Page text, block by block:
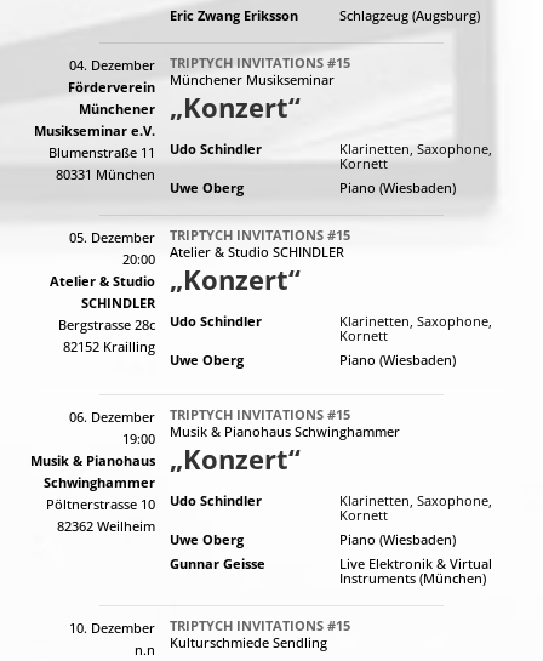
Eric Zwang Eriksson
Schlagzeug (Augsburg)
04. Dezember
Förderverein
Münchener
Musikseminar e.V.
Blumenstraße 11
80331 München
TRIPTYCH INVITATIONS #15
Münchener Musikseminar
„Konzert“
Udo Schindler
Klarinetten, Saxophone,
Kornett
Uwe Oberg
Piano (Wiesbaden)
05. Dezember
20:00
Atelier & Studio
SCHINDLER
Bergstrasse 28c
82152 Krailling
TRIPTYCH INVITATIONS #15
Atelier & Studio SCHINDLER
„Konzert“
Udo Schindler
Klarinetten, Saxophone,
Kornett
Uwe Oberg
Piano (Wiesbaden)
06. Dezember
19:00
Musik & Pianohaus
Schwinghammer
Pöltnerstrasse 10
82362 Weilheim
TRIPTYCH INVITATIONS #15
Musik & Pianohaus Schwinghammer
„Konzert“
Udo Schindler
Klarinetten, Saxophone,
Kornett
Uwe Oberg
Piano (Wiesbaden)
Gunnar Geisse
Live Elektronik & Virtual
Instruments (München)
10. Dezember
n.n
TRIPTYCH INVITATIONS #15
Kulturschmiede Sendling